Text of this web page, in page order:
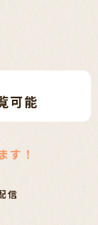
可能
す！
信